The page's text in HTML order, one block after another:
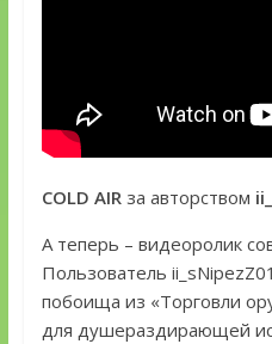
COLD AIRза авторством
А теперь – видеоролик
Пользователь
побоища из «Торговли
для душераздирающей